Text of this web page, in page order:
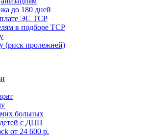
до 180 дней
ЭС ТСР
в подборе ТСР
(риск пролежней)
больных
с ДЦП
от 24 600 р.